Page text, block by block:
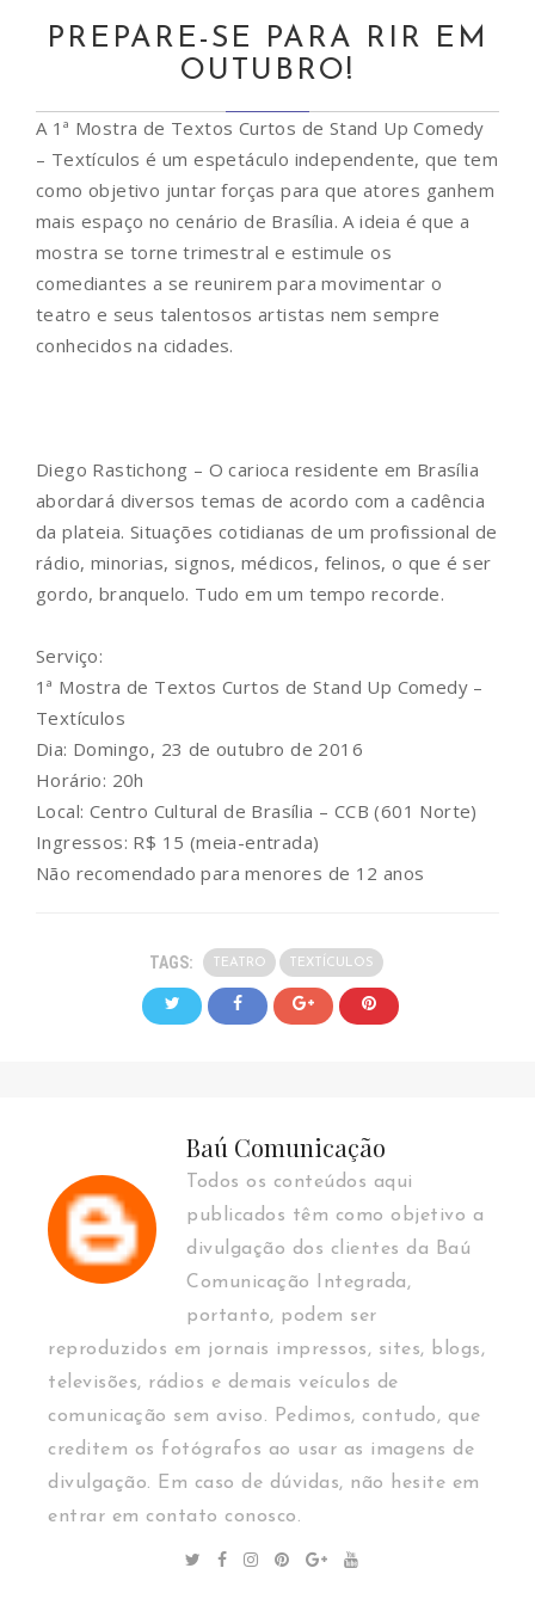
PREPARE-SE PARA RIR EM
OUTUBRO!
A 1ª Mostra de Textos Curtos de Stand Up Comedy
– Textículos é um espetáculo independente, que tem
como objetivo juntar forças para que atores ganhem
mais espaço no cenário de Brasília. A ideia é que a
mostra se torne trimestral e estimule os
comediantes a se reunirem para movimentar o
teatro e seus talentosos artistas nem sempre
conhecidos na cidades.
Diego Rastichong – O carioca residente em Brasília
abordará diversos temas de acordo com a cadência
da plateia. Situações cotidianas de um profissional de
rádio, minorias, signos, médicos, felinos, o que é ser
gordo, branquelo. Tudo em um tempo recorde.
Serviço:
1ª Mostra de Textos Curtos de Stand Up Comedy –
Textículos
Dia: Domingo, 23 de outubro de 2016
Horário: 20h
Local: Centro Cultural de Brasília – CCB (601 Norte)
Ingressos: R$ 15 (meia-entrada)
Não recomendado para menores de 12 anos
TAGS: TEATRO TEXTÍCULOS
Baú Comunicação
Todos os conteúdos aqui
publicados têm como objetivo a
divulgação dos clientes da Baú
Comunicação Integrada,
portanto, podem ser
reproduzidos em jornais impressos, sites, blogs,
televisões, rádios e demais veículos de
comunicação sem aviso. Pedimos, contudo, que
creditem os fotógrafos ao usar as imagens de
divulgação. Em caso de dúvidas, não hesite em
entrar em contato conosco.